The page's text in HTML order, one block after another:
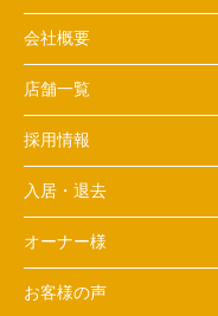
会社概要
店舗一覧
採用情報
入居・退去
オーナー様
お客様の声